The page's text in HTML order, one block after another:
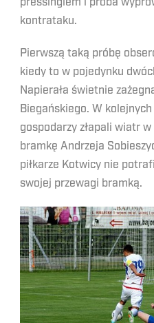
kontrataku.
Pierwszą taką próbę
kiedy to w pojedynku
Napierała świetnie
Biegańskiego. W
gospodarzy złapali wiatr
bramkę Andrzeja
piłkarze Kotwicy nie
swojej przewagi bramką.